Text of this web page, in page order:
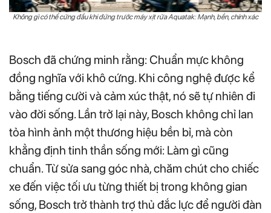
Không gì có thể cứng đầu khi đứng trước máy xịt rửa Aquatak: Mạnh, bền, chính xác
Bosch đã chứng minh rằng: Chuẩn mực không
đồng nghĩa với khô cứng. Khi công nghệ được kể
bằng tiếng cười và cảm xúc thật, nó sẽ tự nhiên đi
vào đời sống. Lần trở lại này, Bosch không chỉ lan
tỏa hình ảnh một thương hiệu bền bỉ, mà còn
khẳng định tinh thần sống mới: Làm gì cũng
chuẩn. Từ sửa sang góc nhà, chăm chút cho chiếc
xe đến việc tối ưu từng thiết bị trong không gian
sống, Bosch trở thành trợ thủ đắc lực để người đàn